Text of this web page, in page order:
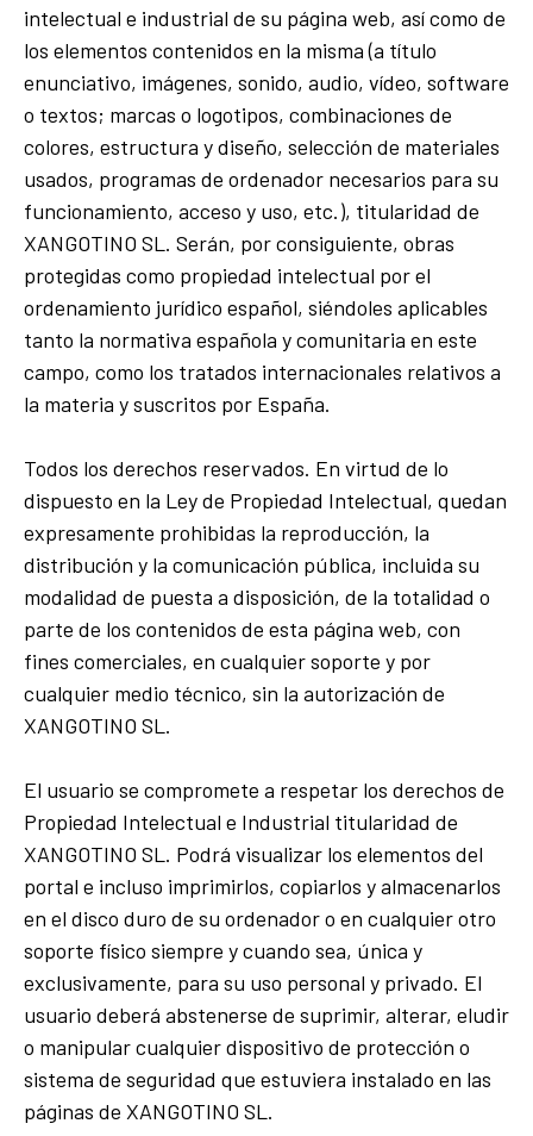
intelectual e industrial de su página web, así como de
los elementos contenidos en la misma (a título
enunciativo, imágenes, sonido, audio, vídeo, software
o textos; marcas o logotipos, combinaciones de
colores, estructura y diseño, selección de materiales
usados, programas de ordenador necesarios para su
funcionamiento, acceso y uso, etc.), titularidad de
XANGOTINO SL. Serán, por consiguiente, obras
protegidas como propiedad intelectual por el
ordenamiento jurídico español, siéndoles aplicables
tanto la normativa española y comunitaria en este
campo, como los tratados internacionales relativos a
la materia y suscritos por España.
Todos los derechos reservados. En virtud de lo
dispuesto en la Ley de Propiedad Intelectual, quedan
expresamente prohibidas la reproducción, la
distribución y la comunicación pública, incluida su
modalidad de puesta a disposición, de la totalidad o
parte de los contenidos de esta página web, con
fines comerciales, en cualquier soporte y por
cualquier medio técnico, sin la autorización de
XANGOTINO SL.
El usuario se compromete a respetar los derechos de
Propiedad Intelectual e Industrial titularidad de
XANGOTINO SL. Podrá visualizar los elementos del
portal e incluso imprimirlos, copiarlos y almacenarlos
en el disco duro de su ordenador o en cualquier otro
soporte físico siempre y cuando sea, única y
exclusivamente, para su uso personal y privado. El
usuario deberá abstenerse de suprimir, alterar, eludir
o manipular cualquier dispositivo de protección o
sistema de seguridad que estuviera instalado en las
páginas de XANGOTINO SL.